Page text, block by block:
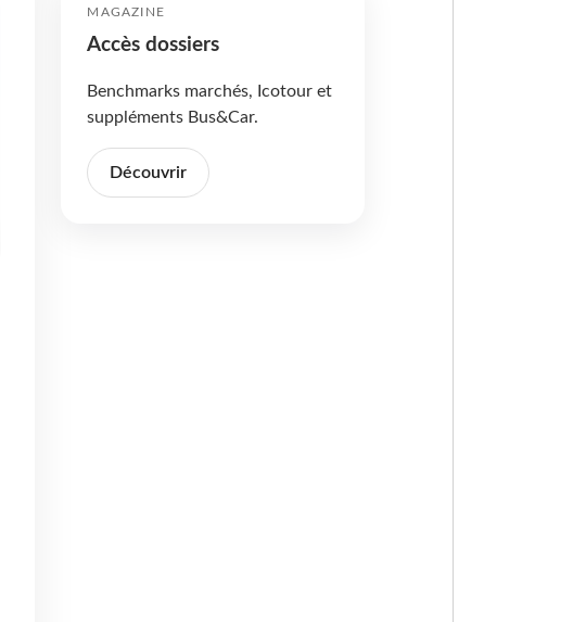
MAGAZINE
Accès dossiers
Benchmarks marchés, Icotour et
suppléments Bus&Car.
Découvrir